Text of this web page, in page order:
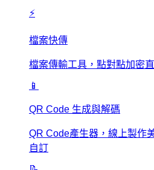
⚡
檔案快傳
檔案傳輸工具，點對點加密
📱
QR Code 生成與解碼
QR Code產生器，線上製作
自訂